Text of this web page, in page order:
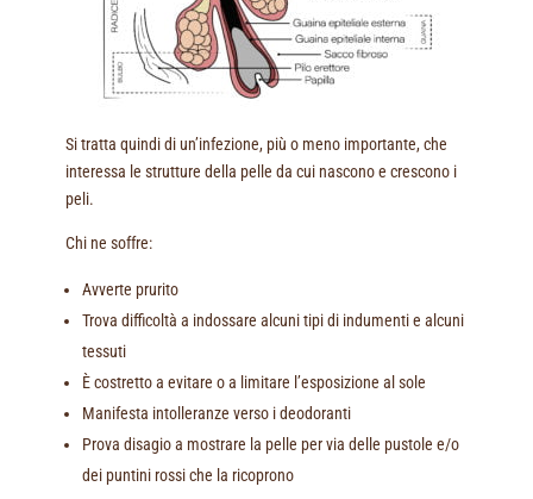
Si tratta quindi di un’infezione, più o meno importante, che
interessa le strutture della pelle da cui nascono e crescono i
peli.
Chi ne soffre:
Avverte prurito
Trova difficoltà a indossare alcuni tipi di indumenti e alcuni
tessuti
È costretto a evitare o a limitare l’esposizione al sole
Manifesta intolleranze verso i deodoranti
Prova disagio a mostrare la pelle per via delle pustole e/o
dei puntini rossi che la ricoprono